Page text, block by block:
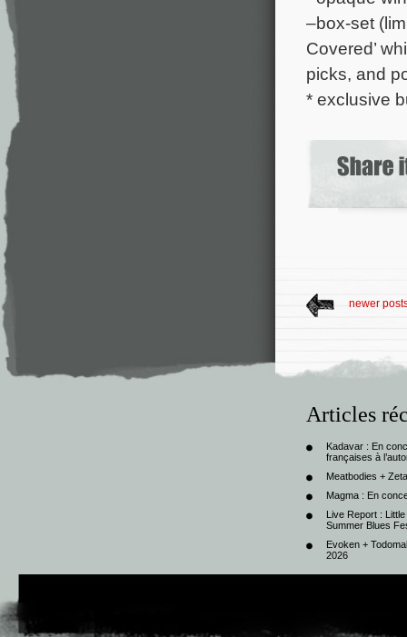
–box-set
Covered’
picks, and
* exclusive
newer
Articles
Kadavar : En
françaises à
Meatbodies +
Magma : En
Live Report :
Summer Blues
Evoken +
2026